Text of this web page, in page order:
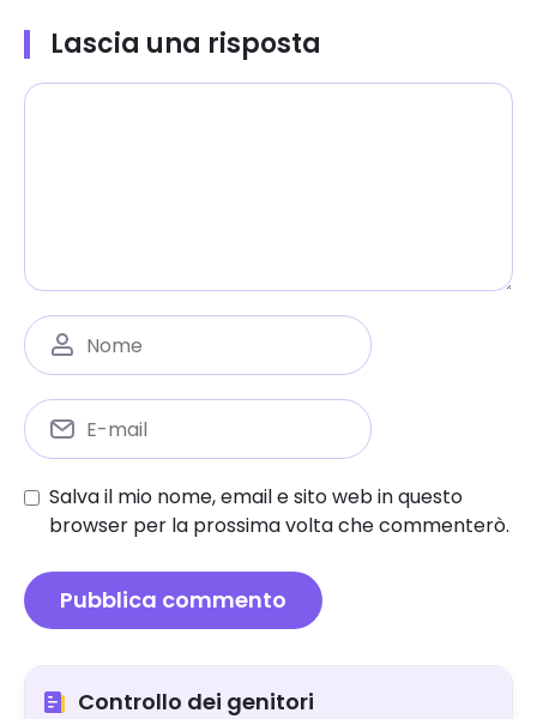
Lascia una risposta
Salva il mio nome, email e sito web in questo
browser per la prossima volta che commenterò.
Controllo dei genitori